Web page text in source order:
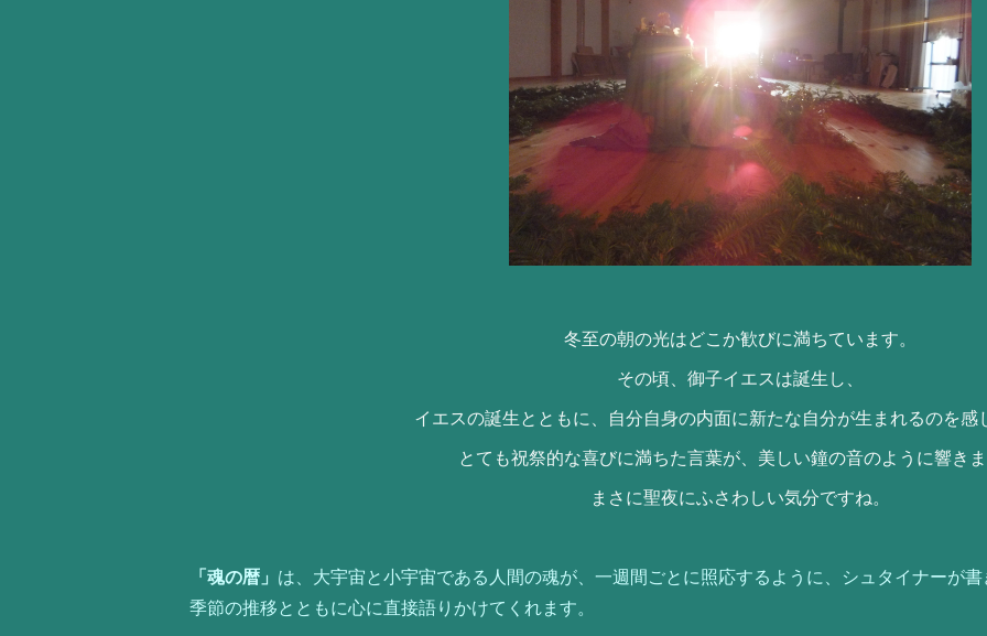
冬至の朝の光はどこか歓びに満ちています。
その頃、御子イエスは誕生し、
イエスの誕生とともに、自分自身の内面に新たな自分が生まれるのを感
とても祝祭的な喜びに満ちた言葉が、美しい鐘の音のように響き
まさに聖夜にふさわしい気分ですね。
「魂の暦」 は、大宇宙と小宇宙である人間の魂が、一週間ごとに照応するように、シュタイナーが
季節の推移とともに心に直接語りかけてくれます。